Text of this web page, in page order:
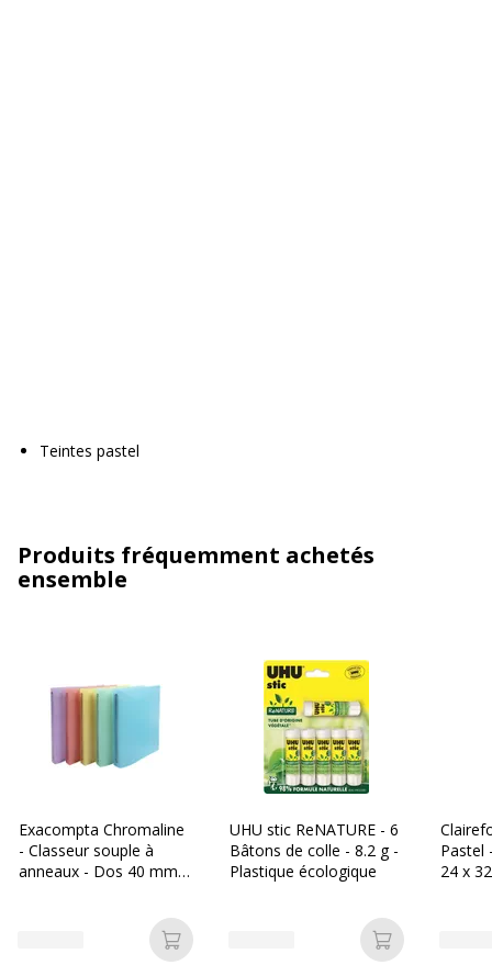
Teintes pastel
Produits fréquemment achetés
ensemble
Exacompta Chromaline
- Classeur souple à
anneaux - Dos 40 mm -
Ajouter au panier
UHU stic ReNATURE - 6
Bâtons de colle - 8.2 g -
Plastique écologique
Ajouter au
Pastel
24 x